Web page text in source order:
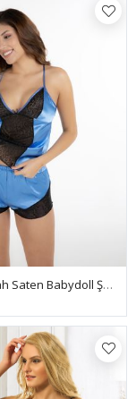
Mavi Siyah Saten Babydoll Şortlu Takım - 292